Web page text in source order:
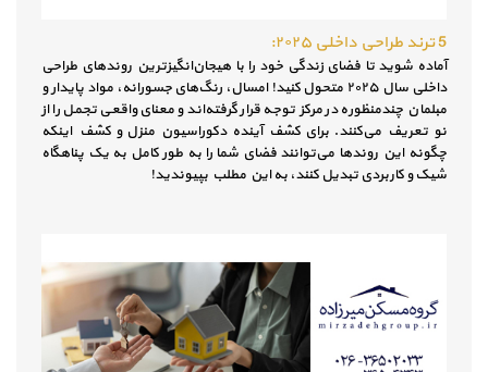
5 ترند طراحی داخلی ۲۰۲۵:
آماده شوید تا فضای زندگی خود را با هیجان‌انگیزترین روندهای طراحی
داخلی سال ۲۰۲۵ متحول کنید! امسال، رنگ‌های جسورانه، مواد پایدار و
مبلمان چندمنظوره در مرکز توجه قرار گرفته‌اند و معنای واقعی تجمل را از
نو تعریف می‌کنند. برای کشف آینده دکوراسیون منزل و کشف اینکه
چگونه این روندها می‌توانند فضای شما را به طور کامل به یک پناهگاه
شیک و کاربردی تبدیل کنند، به این مطلب بپیوندید!